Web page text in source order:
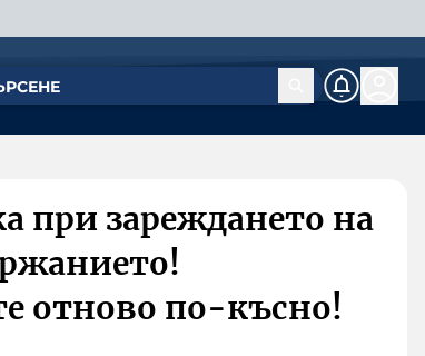
при зареждането на
отново по-късно!